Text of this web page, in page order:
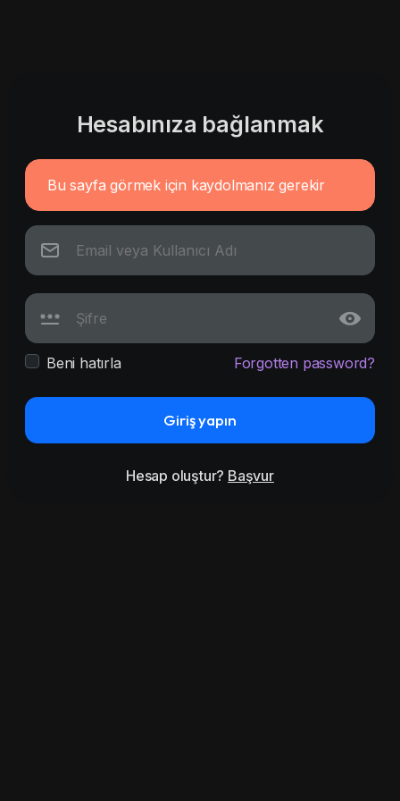
Hesabınıza bağlanmak
Bu sayfa görmek için kaydolmanız gerekir
Beni hatırla Forgotten password?
Giriş yapın
Hesap oluştur? Başvur